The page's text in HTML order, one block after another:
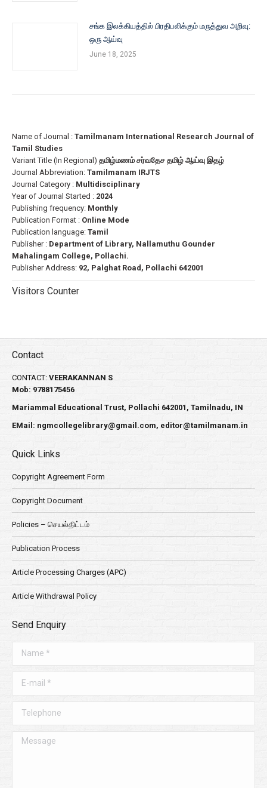
சங்க இலக்கியத்தில் பிரதிபலிக்கும் மருத்துவ அறிவு:
ஒரு ஆய்வு
June 18, 2025
Name of Journal : Tamilmanam International Research Journal of
Tamil Studies
Variant Title (In Regional) தமிழ்மணம் சர்வதேச தமிழ் ஆய்வு இதழ்
Journal Abbreviation: Tamilmanam IRJTS
Journal Category : Multidisciplinary
Year of Journal Started : 2024
Publishing frequency: Monthly
Publication Format : Online Mode
Publication language: Tamil
Publisher : Department of Library, Nallamuthu Gounder
Mahalingam College, Pollachi.
Publisher Address: 92, Palghat Road, Pollachi 642001
Visitors Counter
Contact
CONTACT: VEERAKANNAN S
Mob: 9788175456
Mariammal Educational Trust, Pollachi 642001, Tamilnadu, IN
EMail: ngmcollegelibrary@gmail.com, editor@tamilmanam.in
Quick Links
Copyright Agreement Form
Copyright Document
Policies – செயல்திட்டம்
Publication Process
Article Processing Charges (APC)
Article Withdrawal Policy
Send Enquiry
Message